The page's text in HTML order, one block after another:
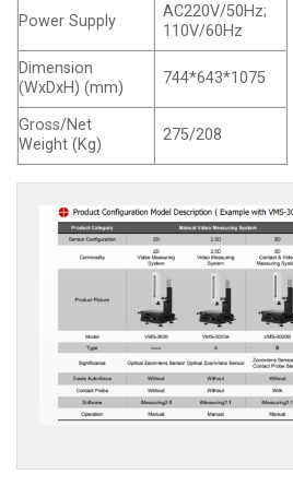
Power Supply
AC220V/50Hz;
110V/60Hz
Dimension
(WxDxH) (mm)
744*643*1075
Gross/Net
Weight (Kg)
275/208